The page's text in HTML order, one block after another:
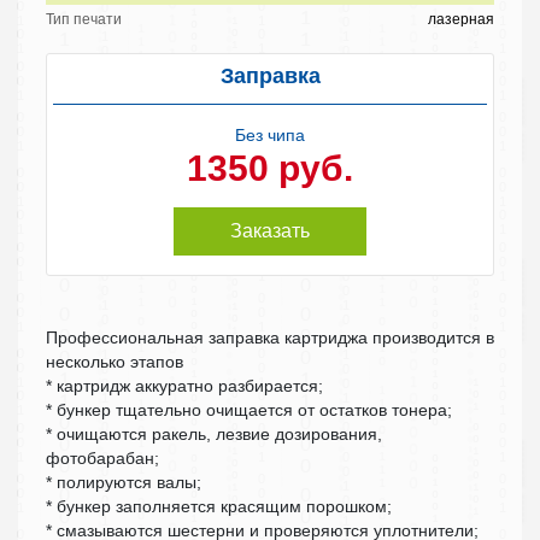
Тип печати лазерная
Заправка
Без чипа
1350 руб.
Заказать
Профессиональная заправка картриджа производится в
несколько этапов
* картридж аккуратно разбирается;
* бункер тщательно очищается от остатков тонера;
* очищаются ракель, лезвие дозирования,
фотобарабан;
* полируются валы;
* бункер заполняется красящим порошком;
* смазываются шестерни и проверяются уплотнители;